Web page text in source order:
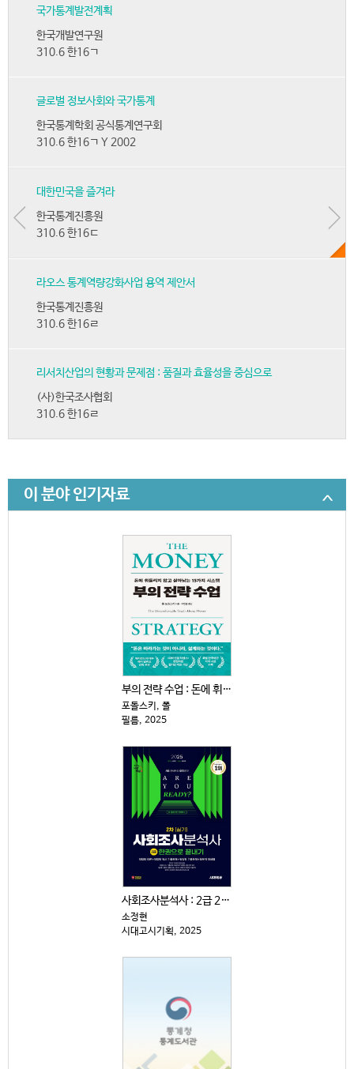
국가통계발전계획
한국개발연구원
310.6 한16ㄱ
글로벌 정보사회와 국가통계
한국통계학회 공식통계연구회
310.6 한16ㄱ Y 2002
대한민국을 즐겨라
한국통계진흥원
310.6 한16ㄷ
라오스 통계역량강화사업 용역 제안서
한국통계진흥원
310.6 한16ㄹ
리서치산업의 현황과 문제점 : 품질과 효율성을 중심으로
(사)한국조사협회
310.6 한16ㄹ
이 분야 인기자료
부의 전략 수업 : 돈에 휘둘리지 않고 살아남는 15가...
포돌스키, 폴
필름, 2025
사회조사분석사 : 2급 2차|실기 : 한권으로 끝내기
소정현
시대고시기획, 2025